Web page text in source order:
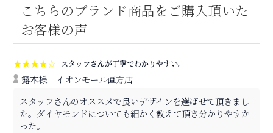
こちらのブランド商品をご購入頂いた
お客様の声
★★★★☆ スタッフさんが丁寧でわかりやすい。
露木様
イオンモール直方店
スタッフさんのオススメで良いデザインを選ばせて頂きまし
た。ダイヤモンドについても細かく教えて頂き分かりやすか
った。